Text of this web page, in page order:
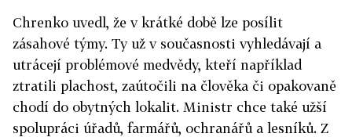
Chrenko uvedl, že v krátké době lze posílit
zásahové týmy. Ty už v současnosti vyhledávají a
utrácejí problémové medvědy, kteří například
ztratili plachost, zaútočili na člověka či opakovaně
chodí do obytných lokalit. Ministr chce také užší
spolupráci úřadů, farmářů, ochranářů a lesníků. Z